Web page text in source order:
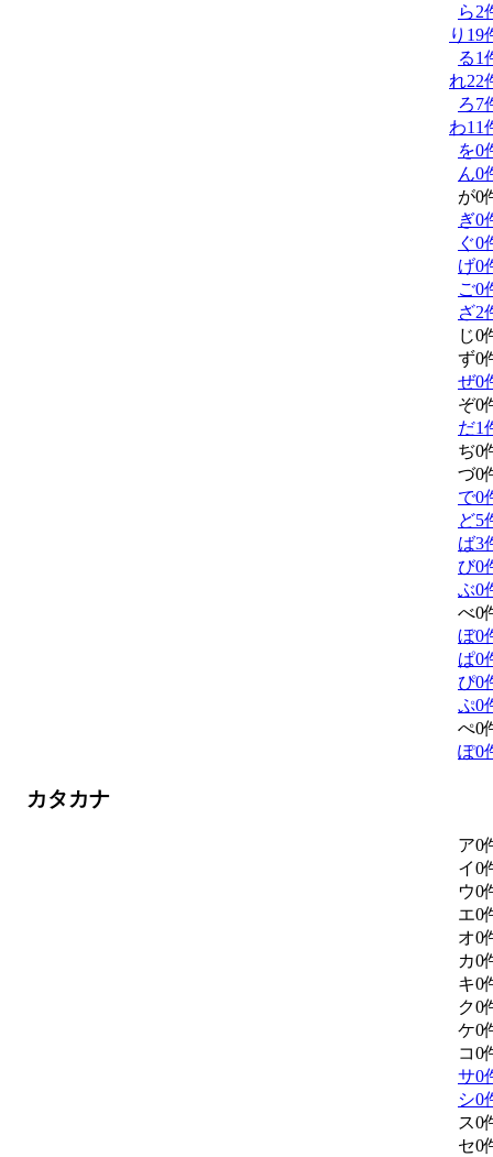
ら2
り 19
る1
れ22
ろ7
わ11
を0
ん0
が0
ぎ0
ぐ0
げ0
ご0
ざ2
じ0
ず0
ぜ0
ぞ0
だ1
ぢ0
づ0
で0
ど5
ば3
び0
ぶ0
べ0
ぼ0
ぱ0
ぴ0
ぷ0
ぺ0
ぽ0
カタカナ
ア0
イ0
ウ0
エ0
オ0
カ0
キ0
ク0
ケ0
コ0
サ0
シ0
ス0
セ0